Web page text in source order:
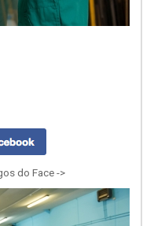
do Face ->